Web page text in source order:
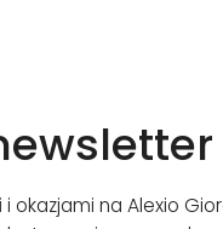
okazjami na Alexio